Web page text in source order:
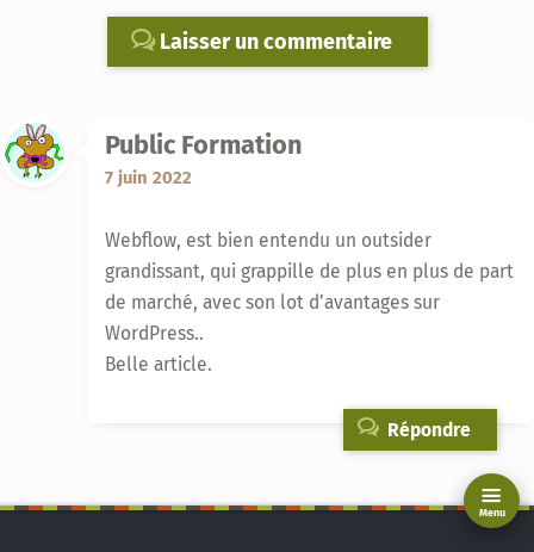
Laisser un commentaire
Public Formation
7 juin 2022
Webflow, est bien entendu un outsider
grandissant, qui grappille de plus en plus de part
de marché, avec son lot d’avantages sur
WordPress..
Belle article.
Répondre
Menu